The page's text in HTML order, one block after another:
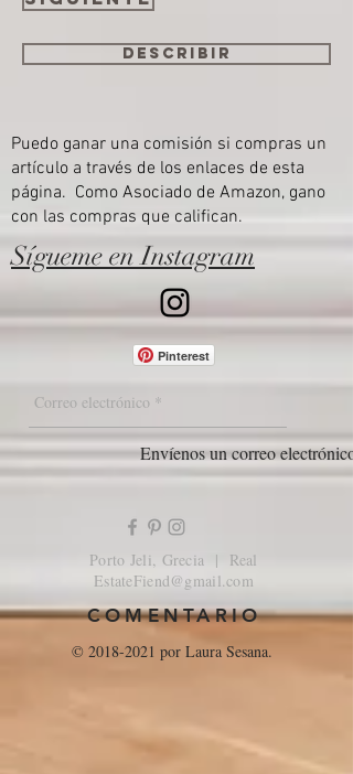
Describir
Puedo ganar una comisión si compras un
artículo a través de los enlaces de esta
página. Como Asociado de Amazon, gano
con las compras que califican.
Sígueme en Instagram
Pinterest
Envíenos un correo electrónico
Porto Jeli, Grecia | Real
EstateFiend@gmail.com
COMENTARIO
© 2018-2021 por Laura Sesana.